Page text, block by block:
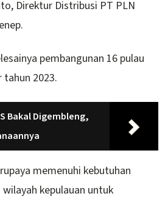
Direktur Distribusi PT PLN
pembangunan 16 pulau
2023.
Bakal Digembleng,
memenuhi kebutuhan
kepulauan untuk